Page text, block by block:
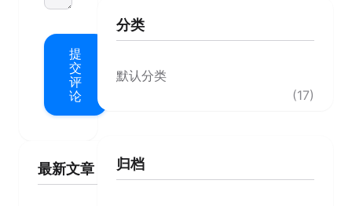
提
交
评
论
最新文章
分类
默认分类
(17)
归档